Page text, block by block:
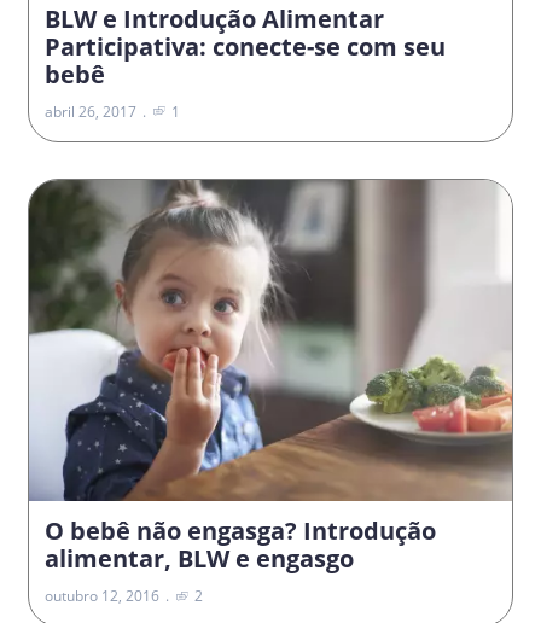
BLW e Introdução Alimentar
Participativa: conecte-se com seu
bebê
abril 26, 2017 1
O bebê não engasga? Introdução
alimentar, BLW e engasgo
outubro 12, 2016 2